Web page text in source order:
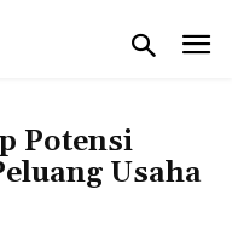
Potensi
Usaha